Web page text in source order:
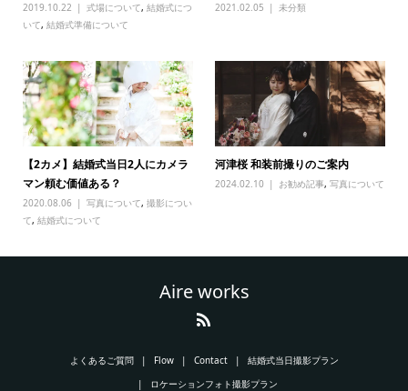
2019.10.22 式場について, 結婚式につ
いて, 結婚式準備について
2021.02.05 未分類
【2カメ】結婚式当日2人にカメラ
マン頼む価値ある？
2020.08.06 写真について, 撮影につい
て, 結婚式について
河津桜 和装前撮りのご案内
2024.02.10 お勧め記事,写真について
Aire works
よくあるご質問 Flow Contact
結婚式当日撮影プラン
ロケーションフォト撮影プラン